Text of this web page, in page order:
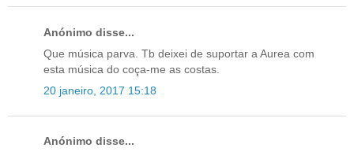
Anónimo disse...
Que música parva. Tb deixei de suportar a Aurea com
esta música do coça-me as costas.
20 janeiro, 2017 15:18
Anónimo disse...